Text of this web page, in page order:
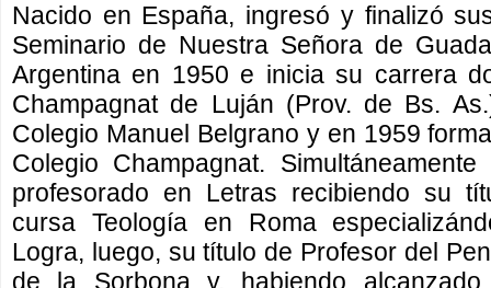
Nacido en España, ingresó y finalizó
Seminario de Nuestra Señora de
Argentina en 1950 e inicia su carrera
Champagnat de Luján (Prov. de Bs.
Colegio Manuel Belgrano y en 1959
Colegio Champagnat.
profesorado en Letras recibiendo su
cursa Teología en Roma
Logra, luego, su título de Profesor del
de la Sorbona y, habiendo